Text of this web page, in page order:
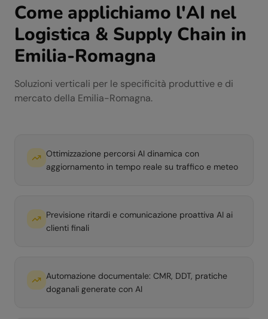
Come applichiamo l'AI nel
Logistica & Supply Chain in
Emilia-Romagna
Soluzioni verticali per le specificità produttive e di
mercato della Emilia-Romagna.
Ottimizzazione percorsi AI dinamica con
aggiornamento in tempo reale su traffico e meteo
Previsione ritardi e comunicazione proattiva AI ai
clienti finali
Automazione documentale: CMR, DDT, pratiche
doganali generate con AI